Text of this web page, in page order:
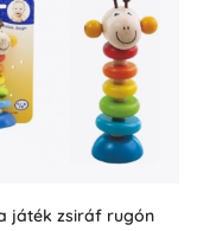
játék zsiráf rugón